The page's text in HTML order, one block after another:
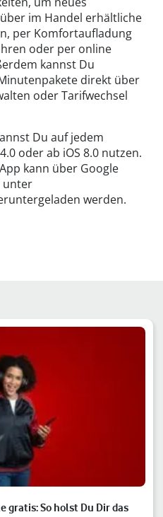
im Handel erhältliche
per Komfortaufladung
oder per online
kannst Du
direkt über
oder Tarifwechsel
Du auf jedem
oder ab iOS 8.0 nutzen.
kann über Google
unter
werden.
gratis: So holst Du Dir das